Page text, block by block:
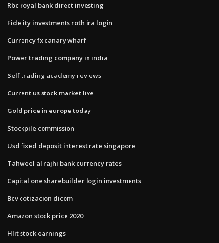
Rbc royal bank direct investing
Fidelity investments roth ira login
Currency fx canary wharf
Power trading company in india
Self trading academy reviews
Current us stock market live
Gold price in europe today
Stockpile commission
Usd fixed deposit interest rate singapore
Tahweel al rajhi bank currency rates
Capital one sharebuilder login investments
Bcv cotizacion dicom
Amazon stock price 2020
Hlit stock earnings